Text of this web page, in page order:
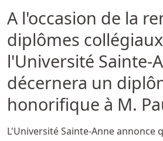
A l'occasion de la
diplômes
l'Université Sainte-
décernera un
honorifique à M.
Détails
L'Université Sainte-Anne annonce